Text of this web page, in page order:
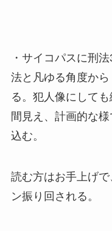
・サイコパスに刑
法と凡ゆる角度か
る。犯人像にして
間見え、計画的な
込む。
読む方はお手上げ
ン振り回される。